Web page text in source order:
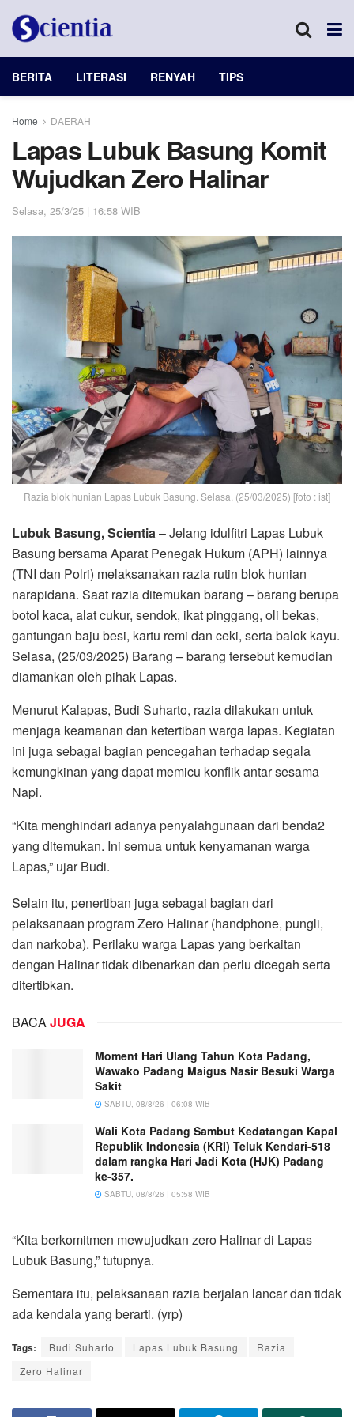
BERITA LITERASI RENYAH TIPS
Home DAERAH
Lapas Lubuk Basung Komit
Wujudkan Zero Halinar
Selasa, 25/3/25 | 16:58 WIB
Razia blok hunian Lapas Lubuk Basung. Selasa, (25/03/2025) [foto : ist]
Lubuk Basung, Scientia – Jelang idulfitri Lapas Lubuk
Basung bersama Aparat Penegak Hukum (APH) lainnya
(TNI dan Polri) melaksanakan razia rutin blok hunian
narapidana. Saat razia ditemukan barang – barang berupa
botol kaca, alat cukur, sendok, ikat pinggang, oli bekas,
gantungan baju besi, kartu remi dan ceki, serta balok kayu.
Selasa, (25/03/2025) Barang – barang tersebut kemudian
diamankan oleh pihak Lapas.
Menurut Kalapas, Budi Suharto, razia dilakukan untuk
menjaga keamanan dan ketertiban warga lapas. Kegiatan
ini juga sebagai bagian pencegahan terhadap segala
kemungkinan yang dapat memicu konflik antar sesama
Napi.
“Kita menghindari adanya penyalahgunaan dari benda2
yang ditemukan. Ini semua untuk kenyamanan warga
Lapas,” ujar Budi.
Selain itu, penertiban juga sebagai bagian dari
pelaksanaan program Zero Halinar (handphone, pungli,
dan narkoba). Perilaku warga Lapas yang berkaitan
dengan Halinar tidak dibenarkan dan perlu dicegah serta
ditertibkan.
BACA JUGA
Moment Hari Ulang Tahun Kota Padang,
Wawako Padang Maigus Nasir Besuki Warga
Sakit
SABTU, 08/8/26 | 06:08 WIB
Wali Kota Padang Sambut Kedatangan Kapal
Republik Indonesia (KRI) Teluk Kendari-518
dalam rangka Hari Jadi Kota (HJK) Padang
ke-357.
SABTU, 08/8/26 | 05:58 WIB
“Kita berkomitmen mewujudkan zero Halinar di Lapas
Lubuk Basung,” tutupnya.
Sementara itu, pelaksanaan razia berjalan lancar dan tidak
ada kendala yang berarti. (yrp)
Tags: Budi Suharto Lapas Lubuk Basung
Razia
Zero Halinar